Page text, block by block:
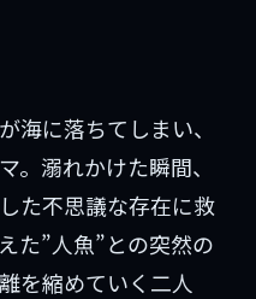
海に落ちてしまい、
。溺れかけた瞬間、
た不思議な存在に救
た”人魚”との突然の
を縮めていく二人